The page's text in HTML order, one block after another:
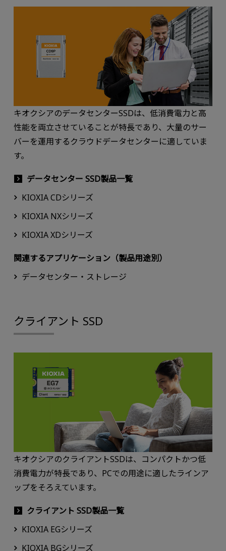
キオクシアのデータセンターSSDは、低消費電力と高
性能を両立させていることが特長であり、大量のサー
バーを運用するクラウドデータセンターに適していま
す。
データセンター SSD製品一覧
KIOXIA CDシリーズ
KIOXIA NXシリーズ
KIOXIA XDシリーズ
関連するアプリケーション（製品用途別）
データセンター・ストレージ
クライアント SSD
キオクシアのクライアントSSDは、コンパクトかつ低
消費電力が特長であり、PCでの用途に適したラインア
ップをそろえています。
クライアント SSD製品一覧
KIOXIA EGシリーズ
KIOXIA BGシリーズ